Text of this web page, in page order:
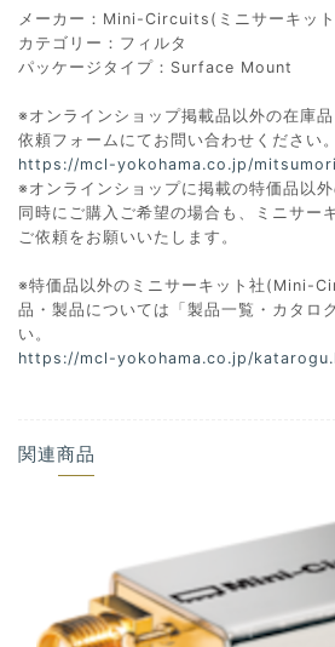
メーカー：Mini-Circuits(ミニサーキッ
カテゴリー：フィルタ
パッケージタイプ：Surface Mount
※オンラインショップ掲載品以外の在庫
依頼フォームにてお問い合わせください。
https://mcl-yokohama.co.jp/
※オンラインショップに掲載の特価品以
同時にご購入ご希望の場合も、ミニサー
ご依頼をお願いいたします。
※特価品以外のミニサーキット社(Mini-
品・製品については「製品一覧・カタロ
い。
https://mcl-yokohama.co.jp/
関連商品